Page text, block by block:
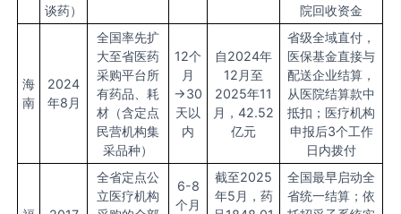
谈药）
院回收资金
海
南
2024
年8月
全国率先扩
大至省医药
采购平台所
有药品、耗
材（含定点
民营机构集
采品种）
12个
月
→30
天以
内
自2024年
12月至
2025年11
月，42.52
亿元
省级全域直付，
医保基金直接与
配送企业结算，
从医院结算款中
抵扣；医疗机构
申报后3个工作
日内拨付
全省定点公
立医疗机构
6-8
个月
截至2025
年5月，药
全国最早启动全
省统一结算；依